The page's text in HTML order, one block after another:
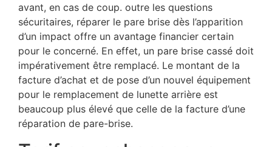
avant, en cas de coup. outre les questions
sécuritaires, réparer le pare brise dès l’apparition
d’un impact offre un avantage financier certain
pour le concerné. En effet, un pare brise cassé doit
impérativement être remplacé. Le montant de la
facture d’achat et de pose d’un nouvel équipement
pour le remplacement de lunette arrière est
beaucoup plus élevé que celle de la facture d’une
réparation de pare-brise.